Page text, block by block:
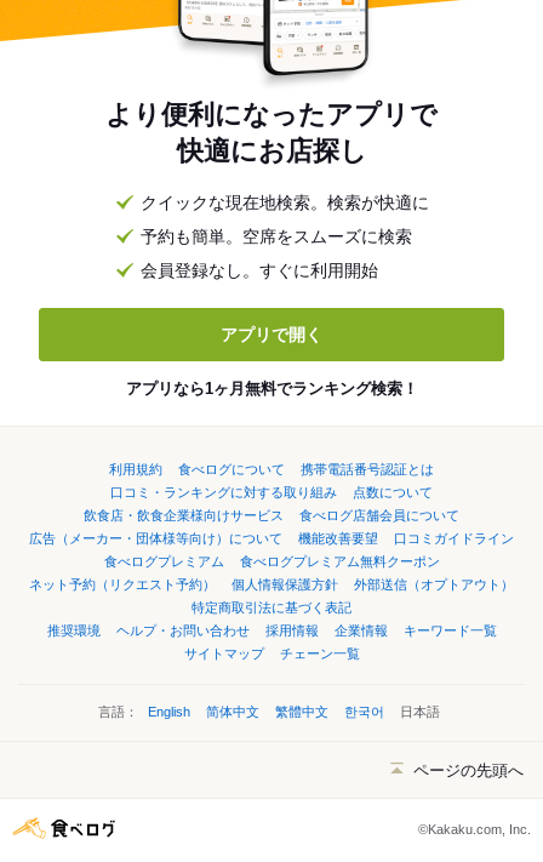
より便利になったアプリで
快適にお店探し
クイックな現在地検索。検索が快適に
予約も簡単。空席をスムーズに検索
会員登録なし。すぐに利用開始
アプリで開く
アプリなら1ヶ月無料でランキング検索！
利用規約 食べログについて
携帯電話番号認証とは
口コミ・ランキングに対する取り組み
点数について
飲食店・飲食企業様向けサービス
食べログ店舗会員について
広告（メーカー・団体様等向け）について
機能改善要望
口コミガイドライン
食べログプレミアム
食べログプレミアム無料クーポン
ネット予約（リクエスト予約）
個人情報保護方針
外部送信（オプトアウト）
特定商取引法に基づく表記
推奨環境
ヘルプ・お問い合わせ 採用情報 企業情報
キーワード一覧
サイトマップ
チェーン一覧
言語： English 简体中文 繁體中文 한국어 日本語
ページの先頭へ
©Kakaku.com, Inc.